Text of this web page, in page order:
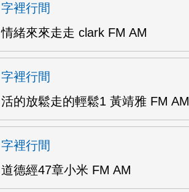
字裡行間
情緒來來走走 clark FM AM
字裡行間
活的放鬆走的輕鬆1 黃靖雅 FM AM
字裡行間
道德經47章小米 FM AM